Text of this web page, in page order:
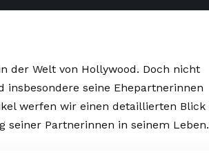
der Welt von Hollywood. Doch nicht
seine Ehepartnerinnen
werfen wir einen detaillierten Blick
seiner Partnerinnen in seinem Leben.